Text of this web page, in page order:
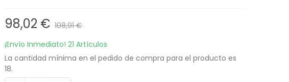
98,02 € 108,91 €
¡Envío Inmediato! 21 Artículos
La cantidad mínima en el pedido de compra para el producto es
18.